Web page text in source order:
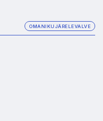
OMANIKUJÄRELEVALVE